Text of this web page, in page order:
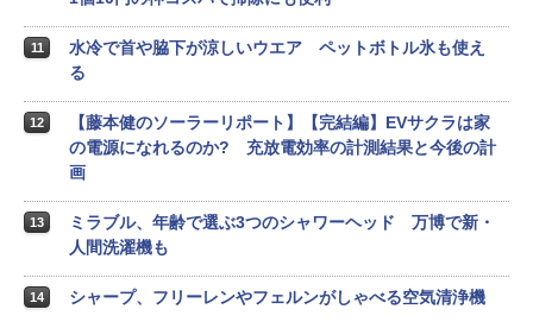
11
水冷で首や脇下が涼しいウエア ペットボトル氷も使え
る
12
【藤本健のソーラーリポート】【完結編】EVサクラは家
の電源になれるのか? 充放電効率の計測結果と今後の計
画
13
ミラブル、年齢で選ぶ3つのシャワーヘッド 万博で新・
人間洗濯機も
14 シャープ、フリーレンやフェルンがしゃべる空気清浄機